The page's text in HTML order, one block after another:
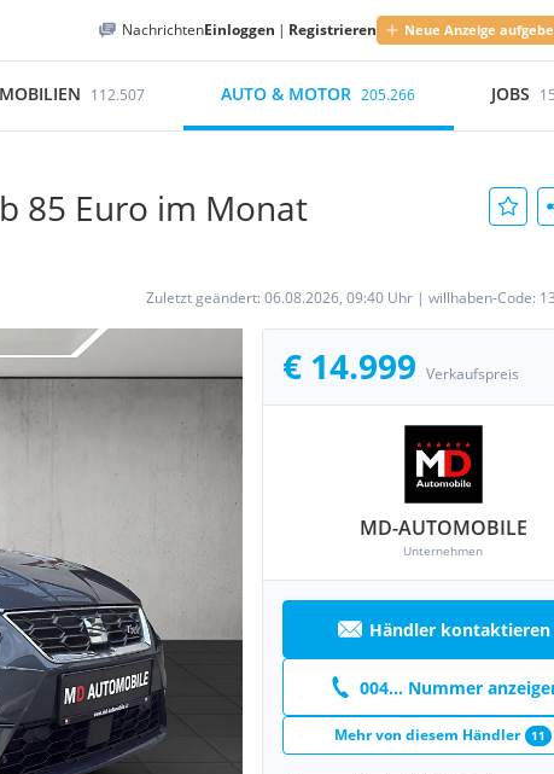
NachrichtenEinloggen | Registrieren Neue Anzeige
112.507 AUTO & MOTOR 205.266 JOBS
85 Euro im Monat
Zuletzt geändert: 06.08.2026, 09:40 Uhr | willhaben-Code:
€ 14.999 Verkaufspreis
MD-AUTOMOBILE
Unternehmen
Händler kontaktieren
004... Nummer
Mehr von diesem Händler 11